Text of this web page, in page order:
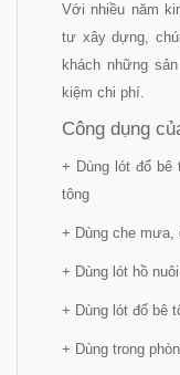
Với nhiều năm
tư xây dựng,
khách những
kiệm chi phí.
Công dụng
+ Dùng lót đổ bê
tông
+ Dùng che mưa,
+ Dùng lót hồ
+ Dùng lót đổ bê
+ Dùng trong